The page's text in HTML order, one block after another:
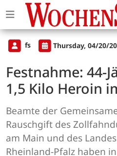
fs Thursday, 04/20/
Festnahme: 44-
1,5 Kilo Heroin
Beamte der
Rauschgift des
am Main und des
Rheinland-Pfalz haben